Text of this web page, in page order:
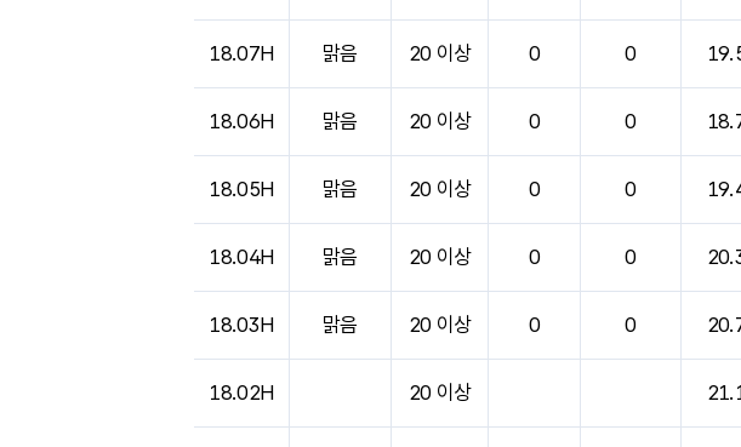
18.07H 맑음 20 이상 0 0
18.06H 맑음 20 이상 0 0
18.05H 맑음 20 이상 0 0
18.04H 맑음 20 이상 0 0
18.03H 맑음 20 이상 0 0
18.02H 20 이상